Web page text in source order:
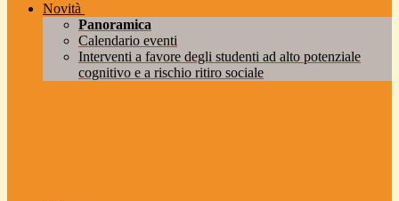
Novità
Panoramica
Calendario eventi
Interventi a favore degli studenti ad alto potenziale
cognitivo e a rischio ritiro sociale